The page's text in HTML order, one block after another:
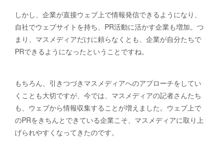
しかし、企業が直接ウェブ上で情報発信できるようになり、
自社でウェブサイトを持ち、PR活動に活かす企業も増加。つ
まり、マスメディアだけに頼らなくとも、企業が自分たちで
PRできるようになったということですね。
もちろん、引きつづきマスメディアへのアプローチをしてい
くことも大切ですが、今では、マスメディアの記者さんたち
も、ウェブから情報収集することが増えました。ウェブ上で
のPRをきちんとできている企業こそ、マスメディアに取り上
げられやすくなってきたのです。